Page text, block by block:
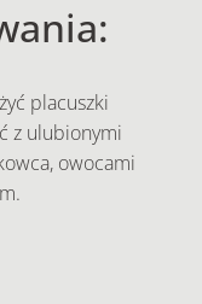
placuszki
z ulubionymi
owocami